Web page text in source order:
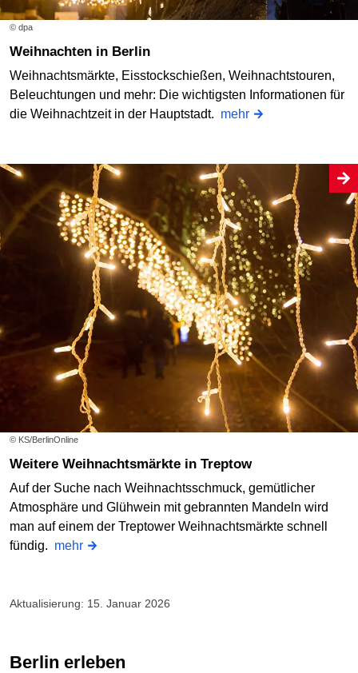
© dpa
Weihnachten in Berlin
Weihnachtsmärkte, Eisstockschießen, Weihnachtstouren,
Beleuchtungen und mehr: Die wichtigsten Informationen für
die Weihnachtzeit in der Hauptstadt. mehr
© KS/BerlinOnline
Weitere Weihnachtsmärkte in Treptow
Auf der Suche nach Weihnachtsschmuck, gemütlicher
Atmosphäre und Glühwein mit gebrannten Mandeln wird
man auf einem der Treptower Weihnachtsmärkte schnell
fündig. mehr
Aktualisierung: 15. Januar 2026
Berlin erleben